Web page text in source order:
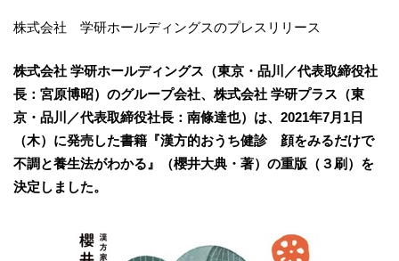
株式会社 学研ホールディングスのプレスリリース
株式会社 学研ホールディングス（東京・品川／代表取締役社
長：宮原博昭）のグループ会社、株式会社 学研プラス（東
京・品川／代表取締役社長：南條達也）は、2021年7月1日
（木）に発売した書籍『漢方的おうち健診 顔をみるだけで
不調と養生法がわかる』（櫻井大典・著）の重版（３刷）を
決定しました。